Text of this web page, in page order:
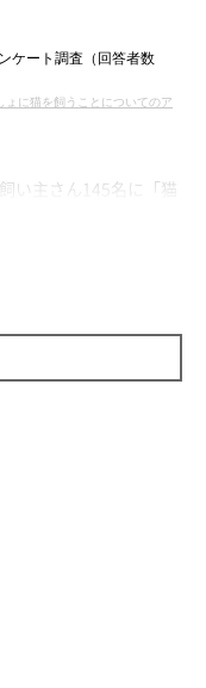
ケート調査（回答者数
に猫を飼うことについてのア
い主さん145名に「猫